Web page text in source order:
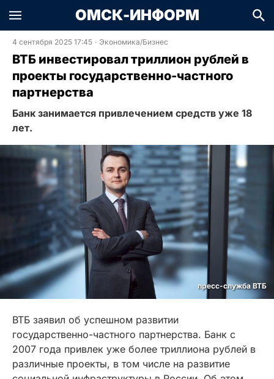
ОМСК-ИНФОРМ
4 сентября 2025 17:45 · Экономика/Бизнес
ВТБ инвестировал триллион рублей в
проекты государственно-частного
партнерства
Банк занимается привлечением средств уже 18
лет.
пресс-служба ВТБ
ВТБ заявил об успешном развитии
государственно-частного партнерства. Банк с
2007 года привлек уже более триллиона рублей в
различные проекты, в том числе на развитие